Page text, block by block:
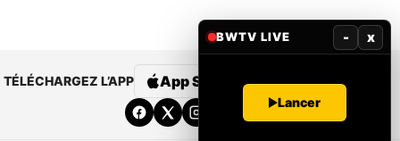
TÉLÉCHARGEZ L’APP App Store Google Play
BWTV LIVE - x
Lancer